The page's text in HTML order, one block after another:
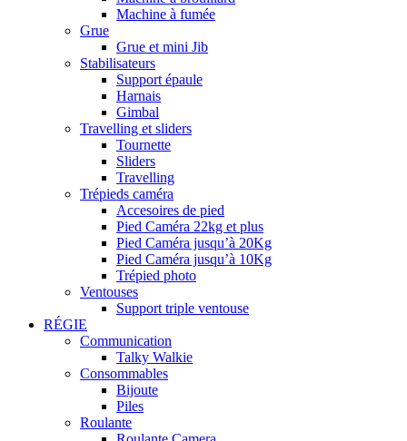
Machine à fumée
Grue
Grue et mini Jib
Stabilisateurs
Support épaule
Harnais
Gimbal
Travelling et sliders
Tournette
Sliders
Travelling
Trépieds caméra
Accesoires de pied
Pied Caméra 22kg et plus
Pied Caméra jusqu’à 20Kg
Pied Caméra jusqu’à 10Kg
Trépied photo
Ventouses
Support triple ventouse
RÉGIE
Communication
Talky Walkie
Consommables
Bijoute
Piles
Roulante